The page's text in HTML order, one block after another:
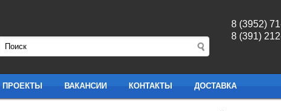
8 (3952)
8 (391)
ПРОЕКТЫ ВАКАНСИИ КОНТАКТЫ ДОСТАВКА